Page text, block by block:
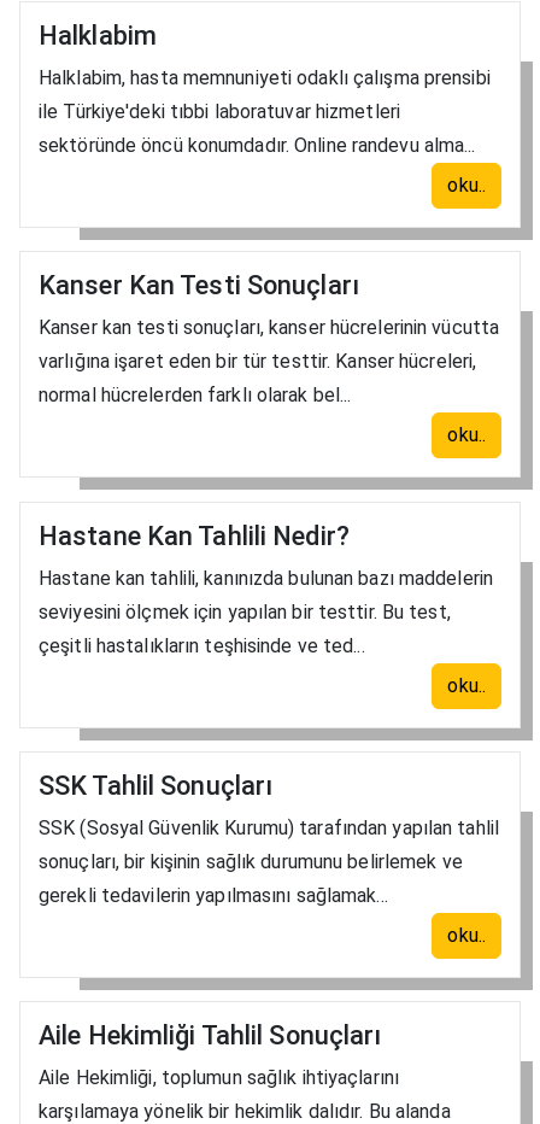
Halklabim
Halklabim, hasta memnuniyeti odaklı çalışma prensibi
ile Türkiye'deki tıbbi laboratuvar hizmetleri
sektöründe öncü konumdadır. Online randevu alma...
oku..
Kanser Kan Testi Sonuçları
Kanser kan testi sonuçları, kanser hücrelerinin vücutta
varlığına işaret eden bir tür testtir. Kanser hücreleri,
normal hücrelerden farklı olarak bel...
oku..
Hastane Kan Tahlili Nedir?
Hastane kan tahlili, kanınızda bulunan bazı maddelerin
seviyesini ölçmek için yapılan bir testtir. Bu test,
çeşitli hastalıkların teşhisinde ve ted...
oku..
SSK Tahlil Sonuçları
SSK (Sosyal Güvenlik Kurumu) tarafından yapılan tahlil
sonuçları, bir kişinin sağlık durumunu belirlemek ve
gerekli tedavilerin yapılmasını sağlamak...
oku..
Aile Hekimliği Tahlil Sonuçları
Aile Hekimliği, toplumun sağlık ihtiyaçlarını
karşılamaya yönelik bir hekimlik dalıdır. Bu alanda